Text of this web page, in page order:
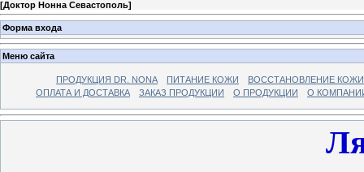
[Доктор Нонна Севастополь]
Форма входа
Меню сайта
ПРОДУКЦИЯ DR. NONA ПИТАНИЕ КОЖИ
ВОССТАНОВЛЕНИЕ КОЖИ
ОПЛАТА И ДОСТАВКА
ЗАКАЗ ПРОДУКЦИИ О ПРОДУКЦИИ О